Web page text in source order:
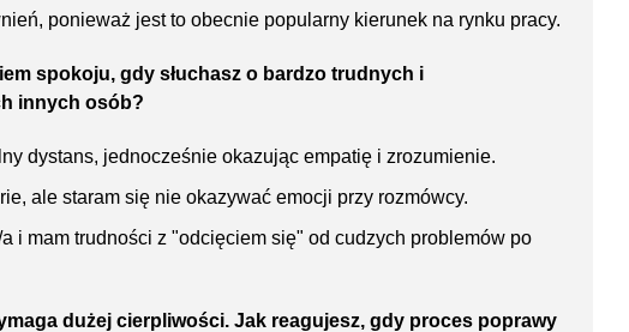
ponieważ jest to obecnie popularny kierunek na rynku pracy.
spokoju, gdy słuchasz o bardzo trudnych i
innych osób?
dystans, jednocześnie okazując empatię i zrozumienie.
ale staram się nie okazywać emocji przy rozmówcy.
i mam trudności z "odcięciem się" od cudzych problemów po
dużej cierpliwości. Jak reagujesz, gdy proces poprawy